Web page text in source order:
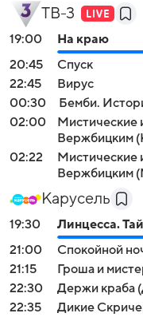
ТВ-3
19:00
На краю
20:45
Спуск
22:45
Вирус
00:30
Бемби.
02:00
Мистические
Вержбицким
02:22
Мистические
Вержбицким
Карусель
19:30
Линцесса.
21:00
Спокойной
21:15
Гроша и
22:30
Держи краба
22:35
Дикие